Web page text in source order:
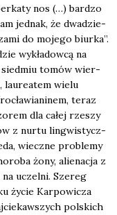
nos (…) bar­dzo
jed­nak, że dwa­dzie­
do moje­go biur­ka”.
wykła­dow­cą na
tomów wier­
lau­re­atem wie­lu
teraz
dla całej rze­szy
z nur­tu lin­gwi­stycz­
wiecz­ne pro­ble­my
żony, alie­na­cja z
uczel­ni. Sze­reg
życie Kar­po­wi­cza
pol­skich